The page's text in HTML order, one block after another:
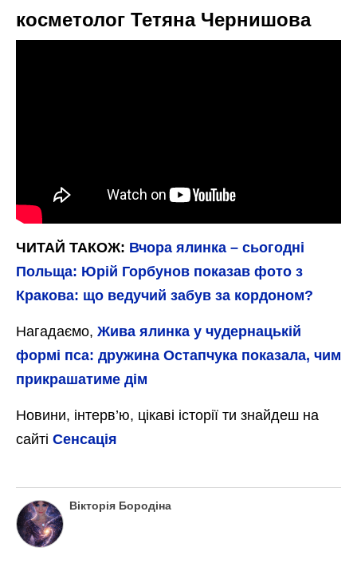
косметолог Тетяна Чернишова
ЧИТАЙ ТАКОЖ: Вчора ялинка – сьогодні
Польща: Юрій Горбунов показав фото з
Кракова: що ведучий забув за кордоном?
Нагадаємо, Жива ялинка у чудернацькій
формі пса: дружина Остапчука показала, чим
прикрашатиме дім
Новини, інтерв’ю, цікаві історії ти знайдеш на
сайті Сенсація
Вікторія Бородіна